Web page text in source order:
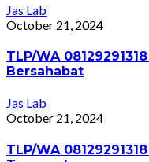
Jas Lab
October 21, 2024
TLP/WA
Bersahabat
Jas Lab
October 21, 2024
TLP/WA